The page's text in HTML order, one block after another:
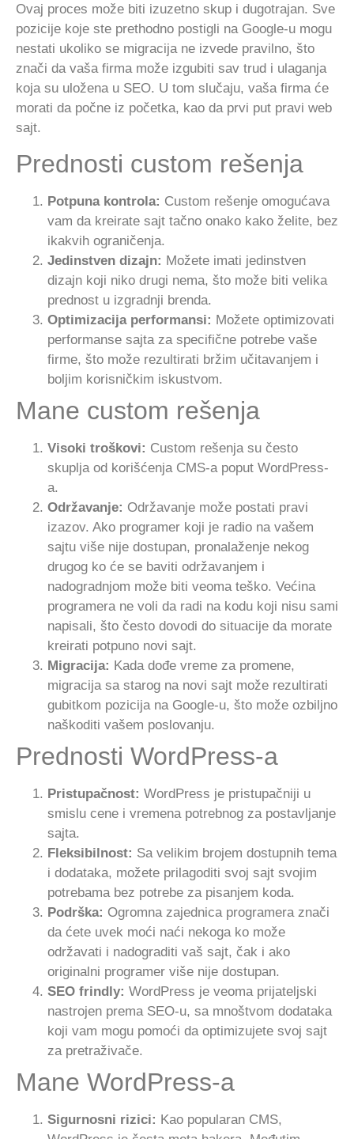
Ovaj proces može biti izuzetno skup i dugotrajan. Sve
pozicije koje ste prethodno postigli na Google-u mogu
nestati ukoliko se migracija ne izvede pravilno, što
znači da vaša firma može izgubiti sav trud i ulaganja
koja su uložena u SEO. U tom slučaju, vaša firma će
morati da počne iz početka, kao da prvi put pravi web
sajt.
Prednosti custom rešenja
Potpuna kontrola: Custom rešenje omogućava
vam da kreirate sajt tačno onako kako želite, bez
ikakvih ograničenja.
Jedinstven dizajn: Možete imati jedinstven
dizajn koji niko drugi nema, što može biti velika
prednost u izgradnji brenda.
Optimizacija performansi: Možete optimizovati
performanse sajta za specifične potrebe vaše
firme, što može rezultirati bržim učitavanjem i
boljim korisničkim iskustvom.
Mane custom rešenja
Visoki troškovi: Custom rešenja su često
skuplja od korišćenja CMS-a poput WordPress-
a.
Održavanje: Održavanje može postati pravi
izazov. Ako programer koji je radio na vašem
sajtu više nije dostupan, pronalaženje nekog
drugog ko će se baviti održavanjem i
nadogradnjom može biti veoma teško. Većina
programera ne voli da radi na kodu koji nisu sami
napisali, što često dovodi do situacije da morate
kreirati potpuno novi sajt.
Migracija: Kada dođe vreme za promene,
migracija sa starog na novi sajt može rezultirati
gubitkom pozicija na Google-u, što može ozbiljno
naškoditi vašem poslovanju.
Prednosti WordPress-a
Pristupačnost: WordPress je pristupačniji u
smislu cene i vremena potrebnog za postavljanje
sajta.
Fleksibilnost: Sa velikim brojem dostupnih tema
i dodataka, možete prilagoditi svoj sajt svojim
potrebama bez potrebe za pisanjem koda.
Podrška: Ogromna zajednica programera znači
da ćete uvek moći naći nekoga ko može
održavati i nadograditi vaš sajt, čak i ako
originalni programer više nije dostupan.
SEO frindly: WordPress je veoma prijateljski
nastrojen prema SEO-u, sa mnoštvom dodataka
koji vam mogu pomoći da optimizujete svoj sajt
za pretraživače.
Mane WordPress-a
Sigurnosni rizici: Kao popularan CMS,